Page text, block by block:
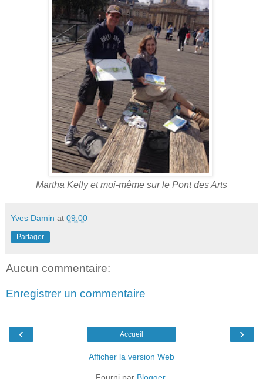
Martha Kelly et moi-même sur le Pont des Arts
Yves Damin at 09:00
Partager
Aucun commentaire:
Enregistrer un commentaire
‹ ›
Accueil
Afficher la version Web
Fourni par Blogger.